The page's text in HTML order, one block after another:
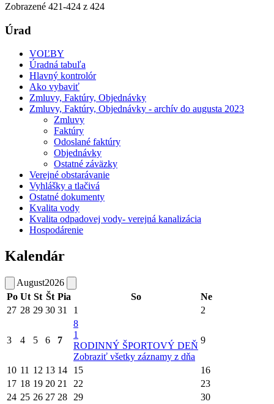
Zobrazené 421-424 z 424
Úrad
VOĽBY
Úradná tabuľa
Hlavný kontrolór
Ako vybaviť
Zmluvy, Faktúry, Objednávky
Zmluvy, Faktúry, Objednávky - archív do augusta 2023
Zmluvy
Faktúry
Odoslané faktúry
Objednávky
Ostatné záväzky
Verejné obstarávanie
Vyhlášky a tlačivá
Ostatné dokumenty
Kvalita vody
Kvalita odpadovej vody- verejná kanalizácia
Hospodárenie
Kalendár
August2026
Po Ut St Št Pia So
Ne
27 28 29 30 31 1 2
3 4 5 6 7
8
1
RODINNÝ ŠPORTOVÝ DEŇ
Zobraziť všetky záznamy z dňa
9
10 11 12 13 14 15
16
17 18 19 20 21 22
23
24 25 26 27 28 29
30